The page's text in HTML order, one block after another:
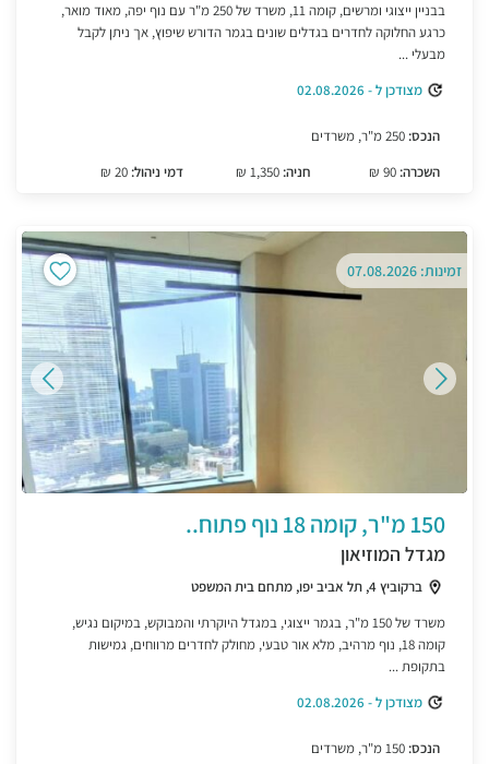
בבניין ייצוגי ומרשים, קומה 11, משרד של 250 מ"ר עם נוף יפה, מאוד מואר,
כרגע החלוקה לחדרים בגדלים שונים בגמר הדורש שיפוץ, אך ניתן לקבל
מבעלי ...
מצודכן ל - 02.08.2026
הנכס:
השכרה:
חניה: דמי ניהול: 20 ₪
זמינות: 07.08.2026
150 מ"ר, קומה 18 נוף פתוח..
מגדל המוזיאון
ברקוביץ 4, תל אביב יפו, מתחם בית המשפט
משרד של 150 מ"ר, בגמר ייצוגי, במגדל היוקרתי והמבוקש, במיקום נגיש,
קומה 18, נוף מרהיב, מלא אור טבעי, מחולק לחדרים מרווחים, גמישות
בתקופת ...
מצודכן ל - 02.08.2026
הנכס: